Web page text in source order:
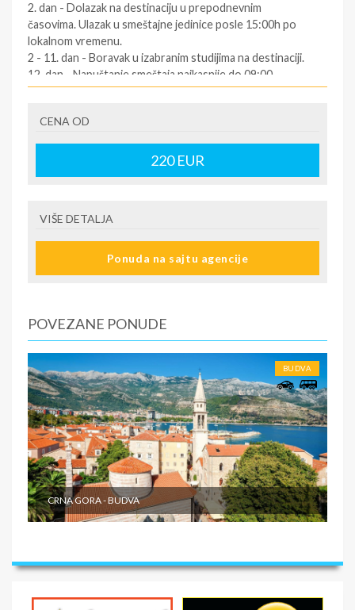
2. dan - Dolazak na destinaciju u prepodnevnim
časovima. Ulazak u smeštajne jedinice posle 15:00h po
lokalnom vremenu.
2 - 11. dan - Boravak u izabranim studijima na destinaciji.
12. dan - Napuštanje smeštaja najkasnije do 09:00
časova. Slobodno vreme. Polazak za Srbiju oko podneva
informisati se kod predstavnika agencija dan pre
povratka ). Vožnja kroz Grčku i Makedoniju prema Srbiji.
12/13. dan - Dolazak u Srbiju u ranim jutarnjim časovima.
1.dan - Dolazak na destinaciju. Obavezno kontaktirati
informacije o smestaju ( broj sobe, spratnost ). Ulaz u
usluga. Slobodno vreme.
do 09:00 časova po lokalnom vremenu.
SMENE
5, 10 i 15 dana
NAPOMENE O CENI
First minute popusti.
U CENU JE UKLJUČENO
sopstvenim prevozom do odabrane destinacije - Smeštaj
CENA OD
220EUR
VIŠE DETALJA
Ponuda na sajtu agencije
POVEZANE PONUDE
BUDVA
CRNA GORA - BUDVA